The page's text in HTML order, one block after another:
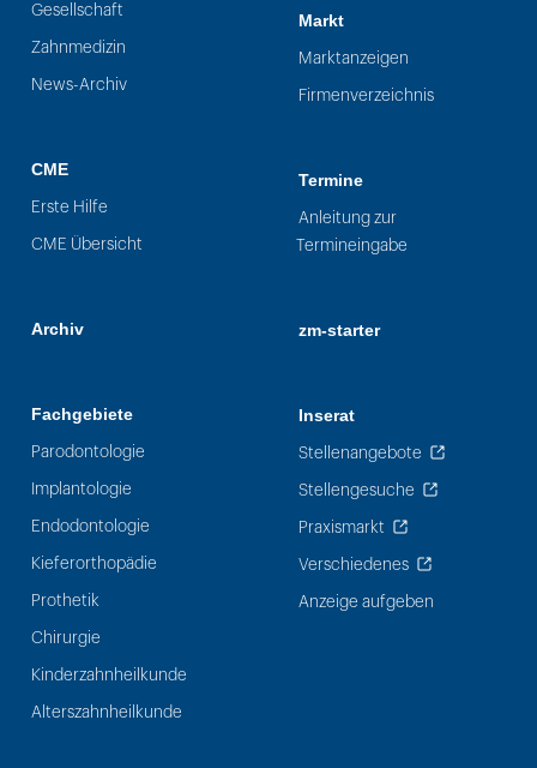
Gesellschaft
Zahnmedizin
News-Archiv
CME
Erste Hilfe
CME Übersicht
Archiv
Fachgebiete
Parodontologie
Implantologie
Endodontologie
Kieferorthopädie
Prothetik
Chirurgie
Kinderzahnheilkunde
Alterszahnheilkunde
Markt
Marktanzeigen
Firmenverzeichnis
Termine
Anleitung zur
Termineingabe
zm-starter
Inserat
Stellenangebote
Stellengesuche
Praxismarkt
Verschiedenes
Anzeige aufgeben